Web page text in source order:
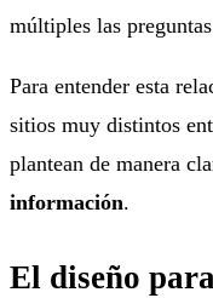
múltiples las
Para entender esta
sitios muy distintos
plantean de manera
información.
El diseño